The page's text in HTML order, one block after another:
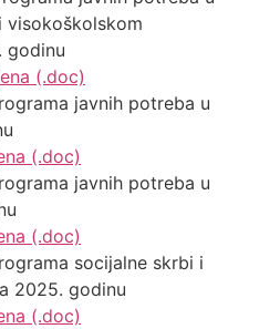
visokoškolskom
godinu
(.doc)
javnih potreba u
(.doc)
javnih potreba u
(.doc)
socijalne skrbi i
2025. godinu
(.doc)